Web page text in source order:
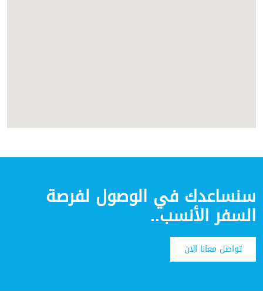
سنساعدك في الوصول لفرصة
السفر الأنسب..
تواصل معانا الان